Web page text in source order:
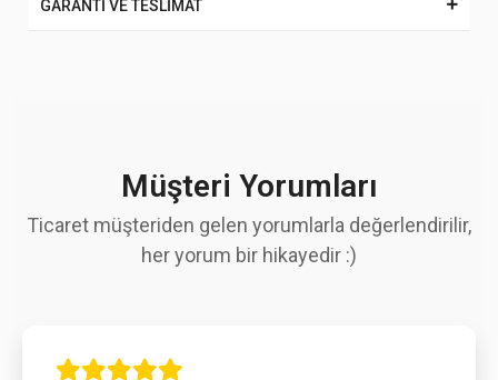
GARANTİ VE TESLİMAT
Müşteri Yorumları
Ticaret müşteriden gelen yorumlarla değerlendirilir,
her yorum bir hikayedir :)